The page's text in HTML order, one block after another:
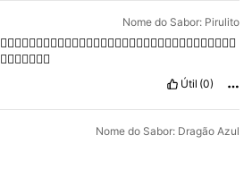
Nome do Sabor: Pirulito
Útil (0)
Nome do Sabor: Dragão Azul